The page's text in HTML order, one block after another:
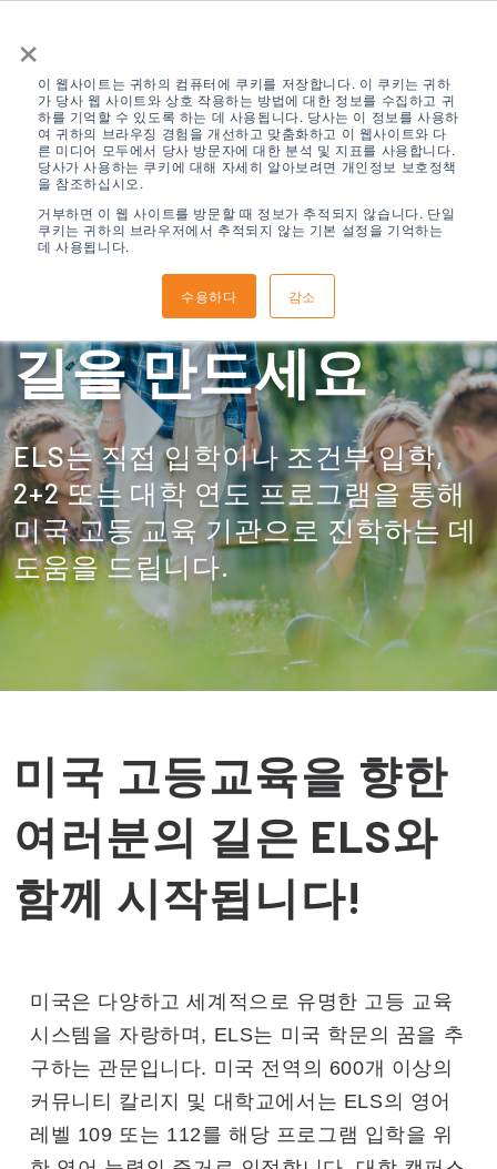
×
이 웹사이트는 귀하의 컴퓨터에 쿠키를 저장합니다. 이 쿠키는 귀하
가 당사 웹 사이트와 상호 작용하는 방법에 대한 정보를 수집하고 귀
하를 기억할 수 있도록 하는 데 사용됩니다. 당사는 이 정보를 사용하
여 귀하의 브라우징 경험을 개선하고 맞춤화하고 이 웹사이트와 다
른 미디어 모두에서 당사 방문자에 대한 분석 및 지표를 사용합니다.
당사가 사용하는 쿠키에 대해 자세히 알아보려면 개인정보 보호정책
을 참조하십시오.
거부하면 이 웹 사이트를 방문할 때 정보가 추적되지 않습니다. 단일
쿠키는 귀하의 브라우저에서 추적되지 않는 기본 설정을 기억하는
데 사용됩니다.
수용하다 감소
ELS와 함께 미국
대학으로 진학하는
길을 만드세요
ELS는 직접 입학이나 조건부 입학,
2+2 또는 대학 연도 프로그램을 통해
미국 고등 교육 기관으로 진학하는 데
도움을 드립니다.
미국 고등교육을 향한
여러분의 길은 ELS와
함께 시작됩니다!
미국은 다양하고 세계적으로 유명한 고등 교육
시스템을 자랑하며, ELS는 미국 학문의 꿈을 추
구하는 관문입니다. 미국 전역의 600개 이상의
커뮤니티 칼리지 및 대학교에서는 ELS의 영어
레벨 109 또는 112를 해당 프로그램 입학을 위